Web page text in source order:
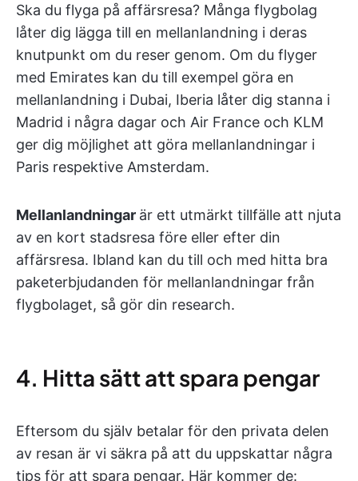
Ska du flyga på affärsresa? Många flygbolag
låter dig lägga till en mellanlandning i deras
knutpunkt om du reser genom. Om du flyger
med Emirates kan du till exempel göra en
mellanlandning i Dubai, Iberia låter dig stanna i
Madrid i några dagar och Air France och KLM
ger dig möjlighet att göra mellanlandningar i
Paris respektive Amsterdam.
Mellanlandningar är ett utmärkt tillfälle att njuta
av en kort stadsresa före eller efter din
affärsresa. Ibland kan du till och med hitta bra
paketerbjudanden för mellanlandningar från
flygbolaget, så gör din research.
4. Hitta sätt att spara pengar
Eftersom du själv betalar för den privata delen
av resan är vi säkra på att du uppskattar några
tips för att spara pengar. Här kommer de: